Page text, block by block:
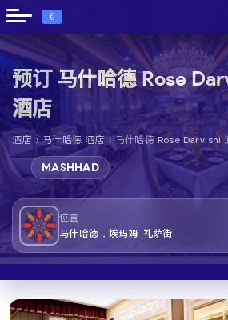
€
预订 马什哈德 Rose
酒店
酒店 › 马什哈德 酒店 › 马什哈德 Rose Darvishi
MASHHAD
位置
马什哈德，埃玛姆-礼萨街